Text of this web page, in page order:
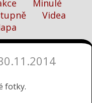
Minulé
Videa
fotky.